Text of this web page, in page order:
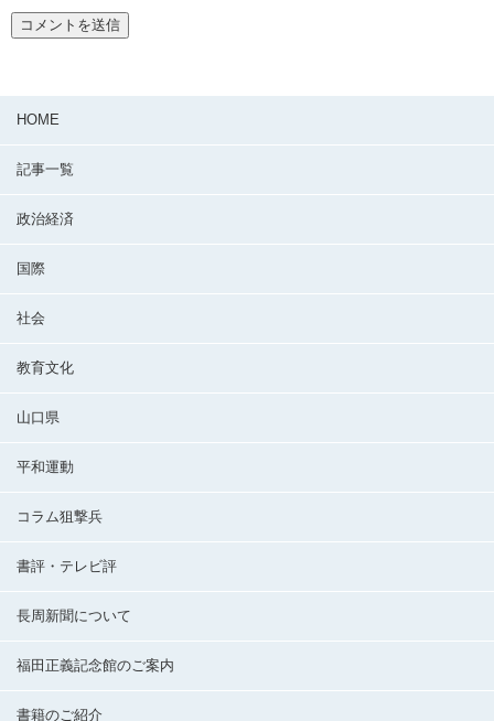
HOME
記事一覧
政治経済
国際
社会
教育文化
山口県
平和運動
コラム狙撃兵
書評・テレビ評
長周新聞について
福田正義記念館のご案内
書籍のご紹介